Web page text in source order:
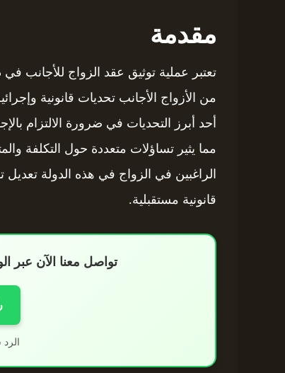
مقدمة
تعتبر عملية توثيق عقد الزواج للأجانب
من الأزواج الأجانب تحديات قانونية
أحد أبرز التحديات في ضرورة الالتزام
مما يثير تساؤلات متعددة حول التكلفة
الراغبين في الزواج في هذه الدولة تعديل
قانونية مستقبلية.
تواصل معنا الآن عبر